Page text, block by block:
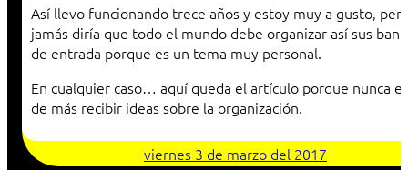
Así llevo funcionando trece años y estoy muy a gusto,
jamás diría que todo el mundo debe organizar así sus
de entrada porque es un tema muy personal.
En cualquier caso… aquí queda el artículo porque nunca
de más recibir ideas sobre la organización.
viernes 3 de marzo del 2017